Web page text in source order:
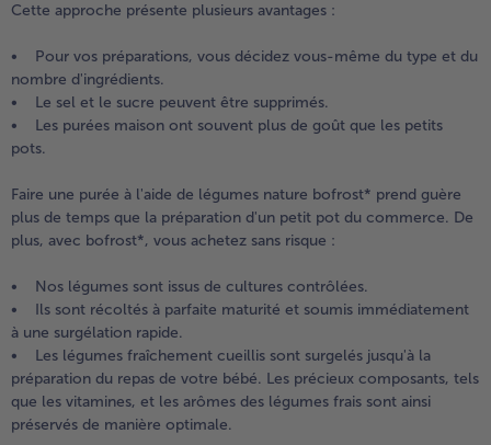
Cette approche présente plusieurs avantages :
• Pour vos préparations, vous décidez vous-même du type et du
nombre d'ingrédients.
• Le sel et le sucre peuvent être supprimés.
• Les purées maison ont souvent plus de goût que les petits
pots.
Faire une purée à l'aide de légumes nature bofrost* prend guère
plus de temps que la préparation d'un petit pot du commerce. De
plus, avec bofrost*, vous achetez sans risque :
• Nos légumes sont issus de cultures contrôlées.
• Ils sont récoltés à parfaite maturité et soumis immédiatement
à une surgélation rapide.
• Les légumes fraîchement cueillis sont surgelés jusqu'à la
préparation du repas de votre bébé. Les précieux composants, tels
que les vitamines, et les arômes des légumes frais sont ainsi
préservés de manière optimale.